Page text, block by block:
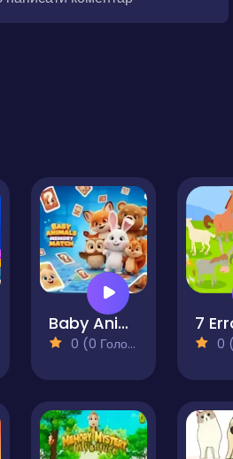
Baby Animals Memory Match
0 (0 Голосів)
7
0